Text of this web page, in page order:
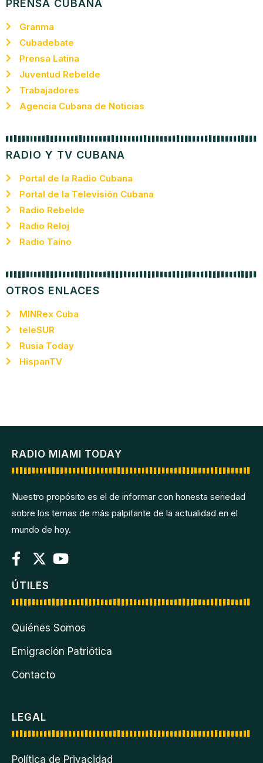
PRENSA CUBANA
Granma
Cubadebate
Prensa Latina
Juventud Rebelde
Trabajadores
Agencia Cubana de Noticias
RADIO Y TV CUBANA
Portal de la Radio Cubana
Portal de la Televisión Cubana
Radio Rebelde
Radio Reloj
Radio Taíno
OTROS ENLACES
MINRex Cuba
teleSUR
Rusia Today
HispanTV
RADIO MIAMI TODAY
Nuestro propósito es el de informar con honesta seriedad
sobre los temas de más palpitante de la actualidad en el
mundo de hoy.
ÚTILES
Quiénes Somos
Emigración Patriótica
Contacto
LEGAL
Política de Privacidad